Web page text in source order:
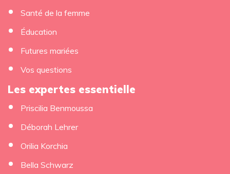
Santé de la femme
Éducation
Futures mariées
Vos questions
Les expertes essentielle
Priscilia Benmoussa
Déborah Lehrer
Orilia Korchia
Bella Schwarz